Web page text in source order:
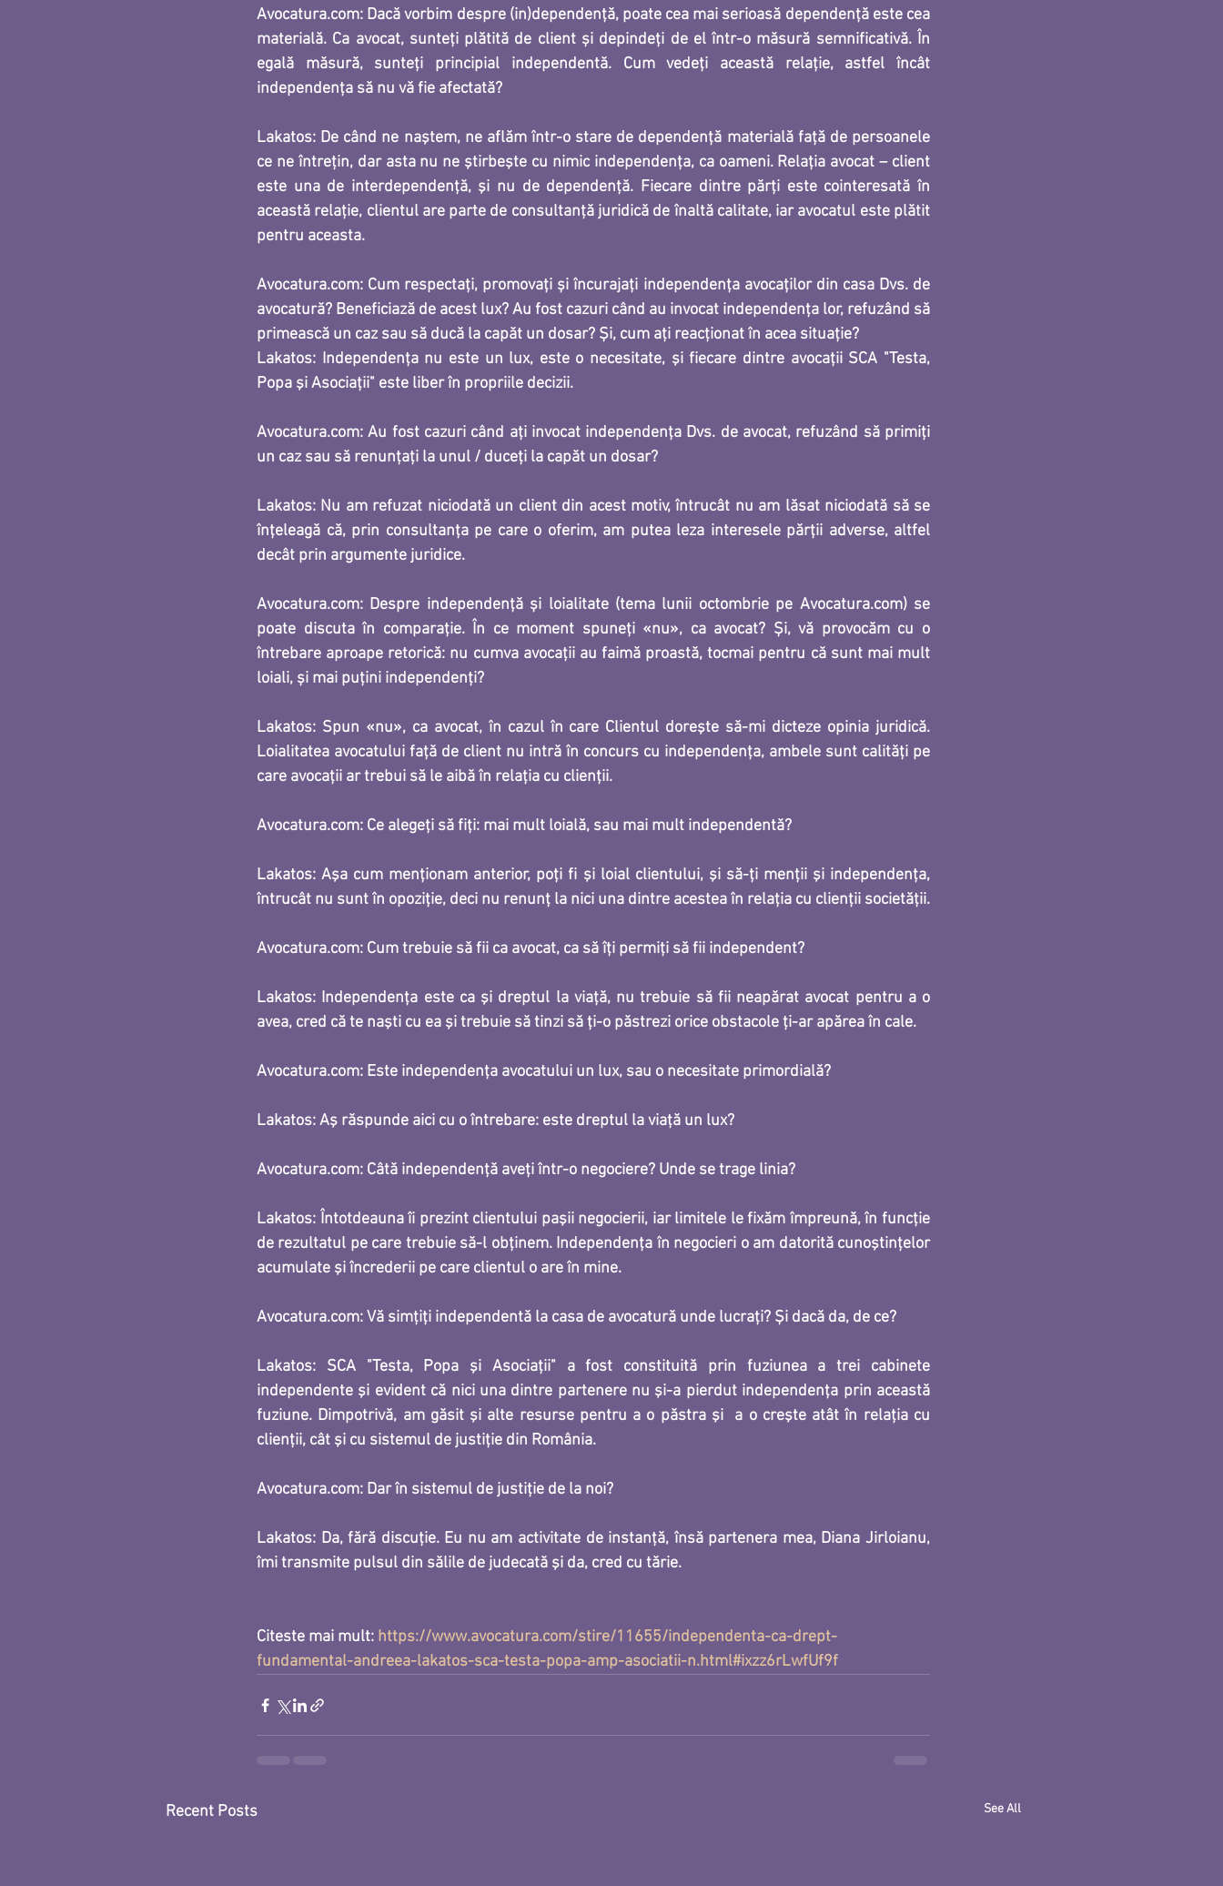
Avocatura.com: Dacă vorbim despre (in)dependență, poate cea mai serioasă dependență este cea
materială. Ca avocat, sunteți plătită de client și depindeți de el într-o măsură semnificativă. În
egală măsură, sunteți principial independentă. Cum vedeți această relație, astfel încât
independența să nu vă fie afectată?
Lakatos: De când ne naştem, ne aflăm într-o stare de dependenţă materială faţă de persoanele
ce ne întreţin, dar asta nu ne ştirbeşte cu nimic independenţa, ca oameni. Relaţia avocat – client
este una de interdependenţă, şi nu de dependenţă. Fiecare dintre părţi este cointeresată în
această relaţie, clientul are parte de consultanţă juridică de înaltă calitate, iar avocatul este plătit
pentru aceasta.
Avocatura.com: Cum respectați, promovați și încurajați independența avocaților din casa Dvs. de
avocatură? Beneficiază de acest lux? Au fost cazuri când au invocat independența lor, refuzând să
primească un caz sau să ducă la capăt un dosar? Și, cum ați reacționat în acea situație?
Lakatos: Independenţa nu este un lux, este o necesitate, şi fiecare dintre avocaţii SCA "Testa,
Popa şi Asociaţii" este liber în propriile decizii.
Avocatura.com: Au fost cazuri când ați invocat independența Dvs. de avocat, refuzând să primiți
un caz sau să renunțați la unul / duceți la capăt un dosar?
Lakatos: Nu am refuzat niciodată un client din acest motiv, întrucât nu am lăsat niciodată să se
înţeleagă că, prin consultanţa pe care o oferim, am putea leza interesele părţii adverse, altfel
decât prin argumente juridice.
Avocatura.com: Despre independență și loialitate (tema lunii octombrie pe Avocatura.com) se
poate discuta în comparație. În ce moment spuneți «nu», ca avocat? Și, vă provocăm cu o
întrebare aproape retorică: nu cumva avocații au faimă proastă, tocmai pentru că sunt mai mult
loiali, și mai puțini independenți?
Lakatos: Spun «nu», ca avocat, în cazul în care Clientul doreşte să-mi dicteze opinia juridică.
Loialitatea avocatului faţă de client nu intră în concurs cu independenţa, ambele sunt calităţi pe
care avocaţii ar trebui să le aibă în relaţia cu clienţii.
Avocatura.com: Ce alegeți să fiți: mai mult loială, sau mai mult independentă?
Lakatos: Aşa cum menţionam anterior, poţi fi şi loial clientului, şi să-ţi menţii şi independenţa,
întrucât nu sunt în opoziţie, deci nu renunţ la nici una dintre acestea în relaţia cu clienţii societăţii.
Avocatura.com: Cum trebuie să fii ca avocat, ca să îți permiți să fii independent?
Lakatos: Independenţa este ca şi dreptul la viaţă, nu trebuie să fii neapărat avocat pentru a o
avea, cred că te naşti cu ea şi trebuie să tinzi să ţi-o păstrezi orice obstacole ţi-ar apărea în cale.
Avocatura.com: Este independența avocatului un lux, sau o necesitate primordială?
Lakatos: Aş răspunde aici cu o întrebare: este dreptul la viaţă un lux?
Avocatura.com: Câtă independență aveți într-o negociere? Unde se trage linia?
Lakatos: Întotdeauna îi prezint clientului paşii negocierii, iar limitele le fixăm împreună, în funcţie
de rezultatul pe care trebuie să-l obţinem. Independenţa în negocieri o am datorită cunoştinţelor
acumulate şi încrederii pe care clientul o are în mine.
Avocatura.com: Vă simțiți independentă la casa de avocatură unde lucrați? Și dacă da, de ce?
Lakatos: SCA "Testa, Popa şi Asociaţii" a fost constituită prin fuziunea a trei cabinete
independente şi evident că nici una dintre partenere nu şi-a pierdut independenţa prin această
fuziune. Dimpotrivă, am găsit şi alte resurse pentru a o păstra şi  a o creşte atât în relaţia cu
clienţii, cât şi cu sistemul de justiţie din România.
Avocatura.com: Dar în sistemul de justiție de la noi?
Lakatos: Da, fără discuţie. Eu nu am activitate de instanţă, însă partenera mea, Diana Jirloianu,
îmi transmite pulsul din sălile de judecată şi da, cred cu tărie.
Citeste mai mult: https://www.avocatura.com/stire/11655/independenta-ca-drept-
fundamental-andreea-lakatos-sca-testa-popa-amp-asociatii-n.html#ixzz6rLwfUf9f
Recent Posts See All